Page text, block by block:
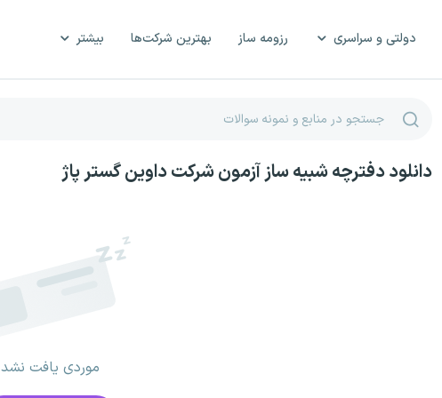
دولتی و سراسری رزومه ساز بهترین شرکت‌ها بیشتر
دانلود دفترچه شبیه ساز آزمون شرکت داوین گستر پاژ
موردی یافت نشد